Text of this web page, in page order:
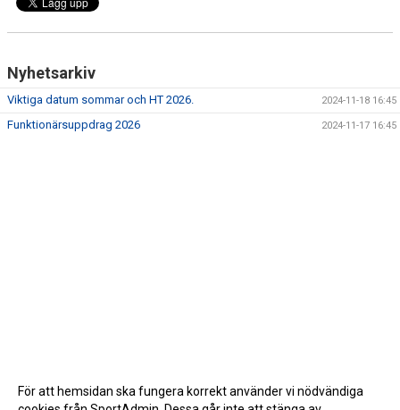
Nyhetsarkiv
Viktiga datum sommar och HT 2026. 2024-11-18 16:45
Funktionärsuppdrag 2026 2024-11-17 16:45
För att hemsidan ska fungera korrekt använder vi nödvändiga